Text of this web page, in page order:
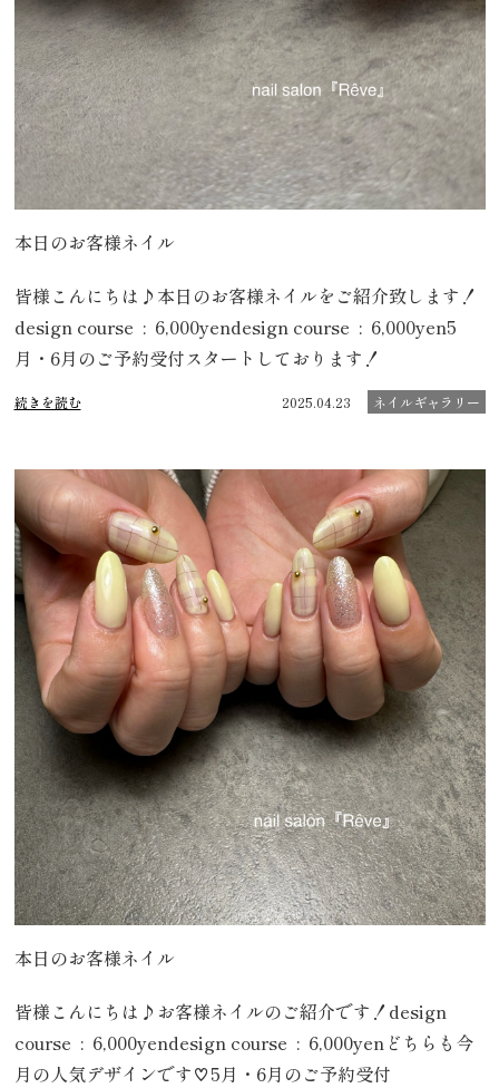
本日のお客様ネイル
皆様こんにちは♪本日のお客様ネイルをご紹介致します！
design course : 6,000yendesign course : 6,000yen5
月・6月のご予約受付スタートしております！
続きを読む 2025.04.23 ネイルギャラリー
本日のお客様ネイル
皆様こんにちは♪お客様ネイルのご紹介です！design
course : 6,000yendesign course : 6,000yenどちらも今
月の人気デザインです♡5月・6月のご予約受付